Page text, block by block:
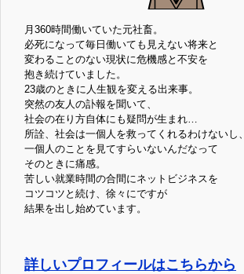
月360時間働いていた元社畜。
必死になって毎日働いても見えない将来と
変わることのない現状に危機感と不安を
抱き続けていました。
23歳のときに人生観を変える出来事。
突然の友人の訃報を聞いて、
社会の在り方自体にも疑問が生まれ…
所詮、社会は一個人を救ってくれるわけないし、
一個人のことを見てすらいないんだなって
そのときに痛感。
苦しい就業時間の合間にネットビジネスを
コツコツと続け、徐々にですが
結果を出し始めています。
詳しいプロフィールはこちらから